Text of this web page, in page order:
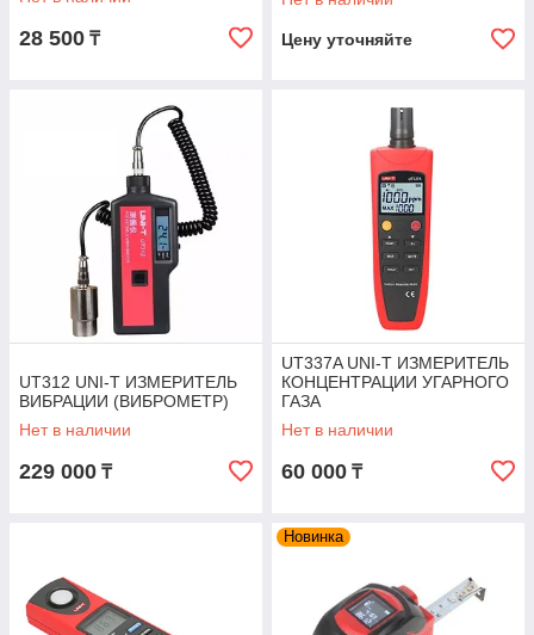
28 500 ₸ Цену уточняйте
UT312 UNI-T ИЗМЕРИТЕЛЬ
ВИБРАЦИИ (ВИБРОМЕТР)
Нет в наличии
229 000 ₸
UT337A UNI-T ИЗМЕРИТЕЛЬ
КОНЦЕНТРАЦИИ УГАРНОГО
ГАЗА
Нет в наличии
60 000 ₸
Новинка